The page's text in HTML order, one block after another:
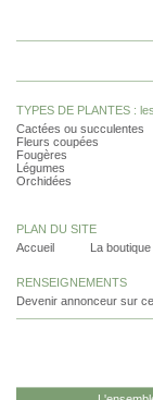
TYPES DE PLANTES :
Cactées ou succulentes
Fleurs coupées
Fougères
Légumes
Orchidées
PLAN DU SITE
Accueil
La
RENSEIGNEMENTS
Devenir annonceur sur